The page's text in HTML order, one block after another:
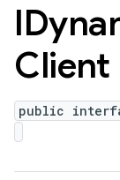
Client
public